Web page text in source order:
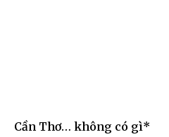
Cần Thơ… không có gì*